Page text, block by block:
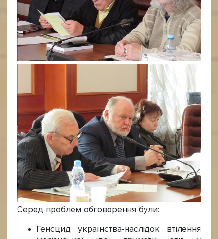
Серед проблем обговорення були:
Геноцид українства-наслідок втілення